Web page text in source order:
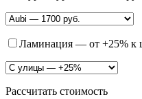
Ламинация — от +25% к
Рассчитать стоимость